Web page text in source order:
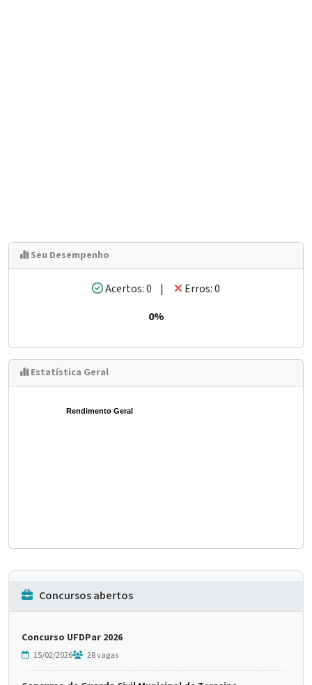
Seu Desempenho
Acertos: 0 |
Erros: 0
0%
Estatística Geral
Rendimento Geral
Concursos abertos
Concurso UFDPar 2026
15/02/2026 28 vagas